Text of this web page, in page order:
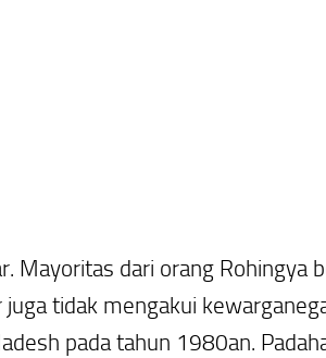
dari orang Rohingya
tidak mengakui
pada tahun 1980an.